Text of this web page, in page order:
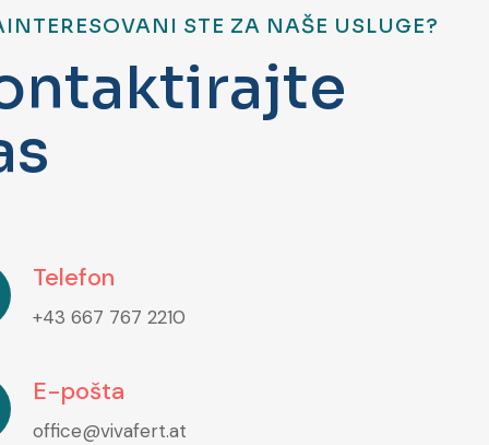
STE ZA NAŠE USLUGE?
ntaktirajte
s
Telefon
+43 667 767 2210
E-pošta
office@vivafert.at